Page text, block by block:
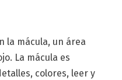
la mácula, un área
La mácula es
colores, leer y